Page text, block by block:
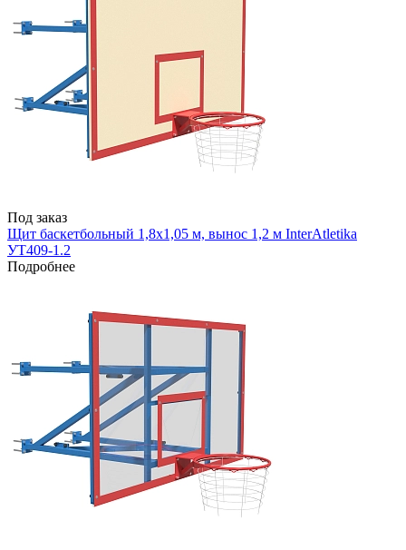
Под заказ
Щит баскетбольный 1,8х1,05 м, вынос 1,2 м InterAtletika
УТ409-1.2
Подробнее